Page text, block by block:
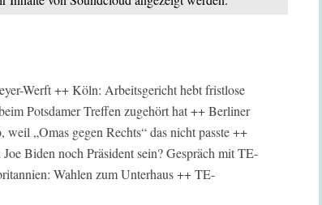
Werft ++ Köln: Arbeitsgericht hebt fristlose
Potsdamer Treffen zugehört hat ++ Berliner
„Omas gegen Rechts“ das nicht passte ++
Biden noch Präsident sein? Gespräch mit TE-
Wahlen zum Unterhaus ++ TE-